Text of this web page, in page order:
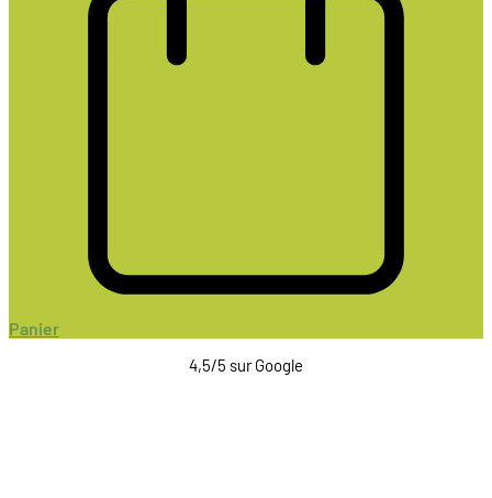
Panier
4,5/5 sur Google